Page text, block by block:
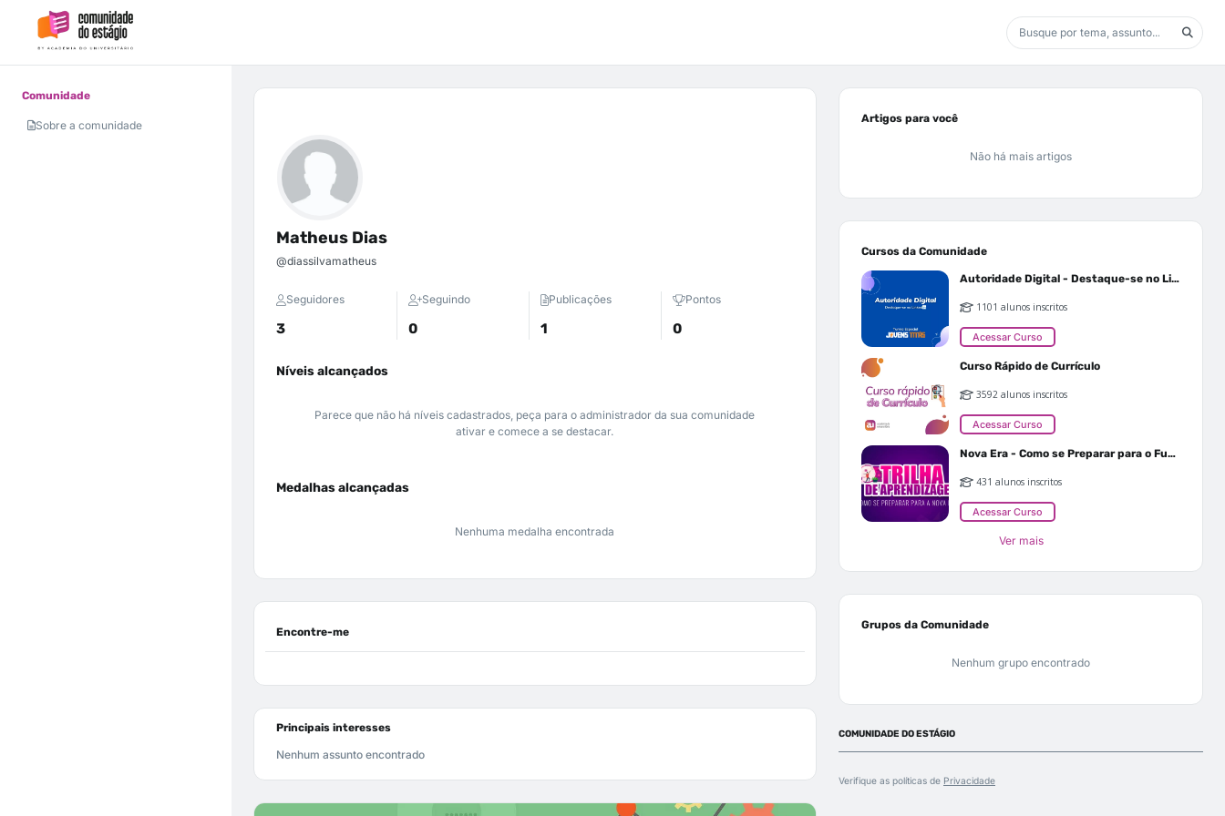
Comunidade
Sobre a comunidade
Matheus Dias
@diassilvamatheus
Seguidores
3
Seguindo
0
Publicações
1
Pontos
0
Níveis alcançados
Parece que não há níveis cadastrados, peça para o administrador da sua comunidade
ativar e comece a se destacar.
Medalhas alcançadas
Nenhuma medalha encontrada
Encontre-me
Principais interesses
Nenhum assunto encontrado
Artigos para você
Não há mais artigos
Cursos da Comunidade
Autoridade Digital - Destaque-se no Linkedin
1101 alunos inscritos
Acessar Curso
Curso Rápido de Currículo
3592 alunos inscritos
Acessar Curso
Nova Era - Como se Preparar para o Futuro
431 alunos inscritos
Acessar Curso
Ver mais
Grupos da Comunidade
Nenhum grupo encontrado
COMUNIDADE DO ESTÁGIO
Verifique as políticas de Privacidade